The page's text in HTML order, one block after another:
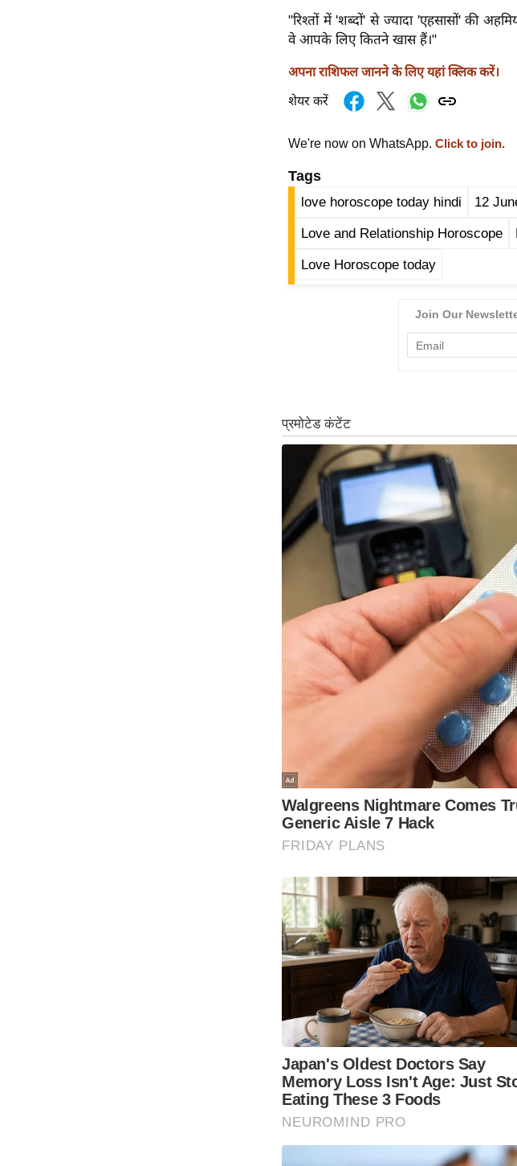
"रिश्तों में 'शब्दों' से ज्यादा 'एहसासों' की
वे आपके लिए कितने खास हैं।"
अपना राशिफल जानने के लिए यहां क्लिक करें।
शेयर करें
We're now on WhatsApp. Click to join.
Tags
love horoscope today hindi 12
Love and Relationship Horoscope
Love Horoscope today